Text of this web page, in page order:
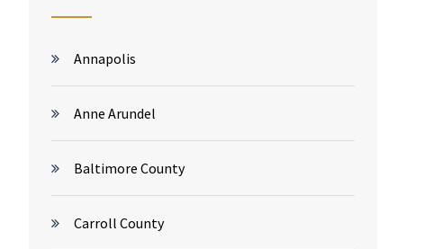
Annapolis
Anne Arundel
Baltimore County
Carroll County